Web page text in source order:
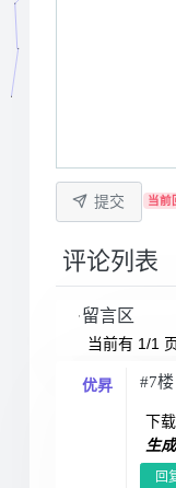
提交 当前
评论列表
留言区
当前有 1/1
优昇 #7楼
下
生成
回